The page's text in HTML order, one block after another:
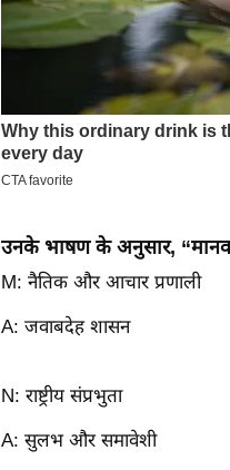
उनके भाषण के अनुसार,
M: नैतिक और आचार प्रणाली
A: जवाबदेह शासन
N: राष्ट्रीय संप्रभुता
A: सुलभ और समावेशी